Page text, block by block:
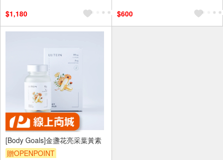
$1,180
$600
[Body Goals]金盞花亮采葉黃素
贈OPENPOINT